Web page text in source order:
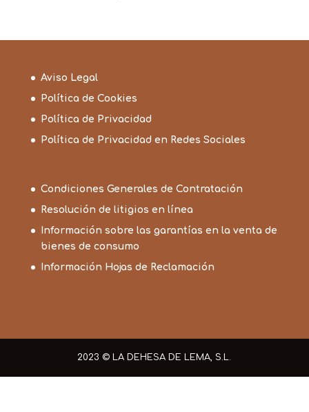
Aviso Legal
Política de Cookies
Política de Privacidad
Política de Privacidad en Redes Sociales
Condiciones Generales de Contratación
Resolución de litigios en línea
Información sobre las garantías en la venta de
bienes de consumo
Información Hojas de Reclamación
2023 © LA DEHESA DE LEMA, S.L.